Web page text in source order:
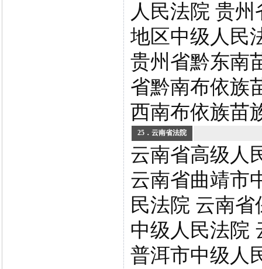
人民法院 贵
地区中级人民
贵州省黔东南
省黔南布依族
西南布依族苗
25．云南省法院
云南省高级人
云南省曲靖市
民法院 云南
中级人民法院
普洱市中级人